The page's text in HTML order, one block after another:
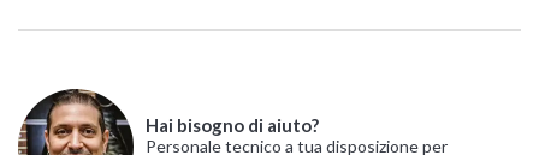
Hai bisogno di aiuto?
Personale tecnico a tua disposizione per